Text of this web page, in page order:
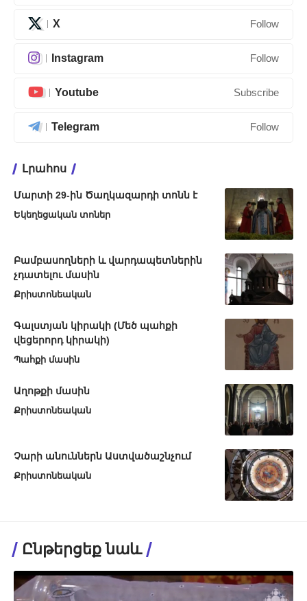
X Follow
Instagram Follow
Youtube Subscribe
Telegram Follow
Լրահոս
Մարտի 29-ին Ծաղկազարդի տոնն է
Եկեղեցական տոներ
Բամբասողների և վարդապետներին
չդատելու մասին
Քրիստոնեական
Գալստյան կիրակի (Մեծ պահքի
վեցերորդ կիրակի)
Պահքի մասին
Աղոթքի մասին
Քրիստոնեական
Չարի անուններն Աստվածաշնչում
Քրիստոնեական
Ընթերցեք նաև